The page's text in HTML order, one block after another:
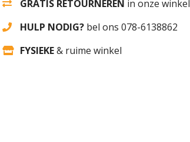
GRATIS RETOURNEREN in onze winkel
HULP NODIG?bel ons 078-6138862
FYSIEKE& ruime winkel